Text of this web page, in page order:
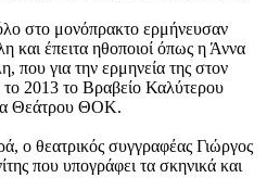
στο μονόπρακτο ερμήνευσαν
και έπειτα ηθοποιοί όπως η Άννα
που για την ερμηνεία της στον
2013 το Βραβείο Καλύτερου
Θεάτρου ΘΟΚ.
ο θεατρικός συγγραφέας Γιώργος
που υπογράφει τα σκηνικά και